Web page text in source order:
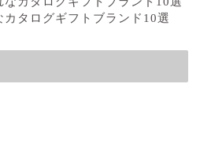
タログギフトブランド10選